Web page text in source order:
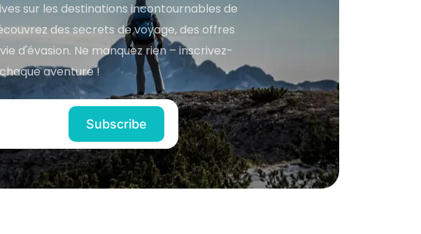
sur les destinations incontournables de
des secrets de voyage, des offres
d'évasion. Ne manquez rien – inscrivez-
aventure !